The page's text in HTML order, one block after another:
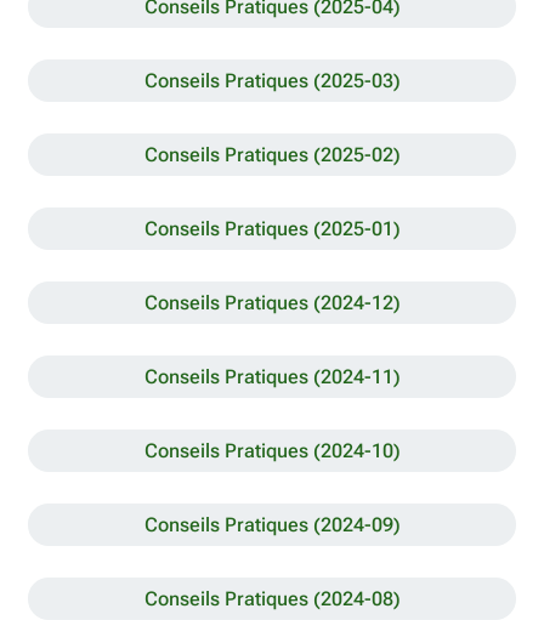
Conseils Pratiques (2025-04)
Conseils Pratiques (2025-03)
Conseils Pratiques (2025-02)
Conseils Pratiques (2025-01)
Conseils Pratiques (2024-12)
Conseils Pratiques (2024-11)
Conseils Pratiques (2024-10)
Conseils Pratiques (2024-09)
Conseils Pratiques (2024-08)